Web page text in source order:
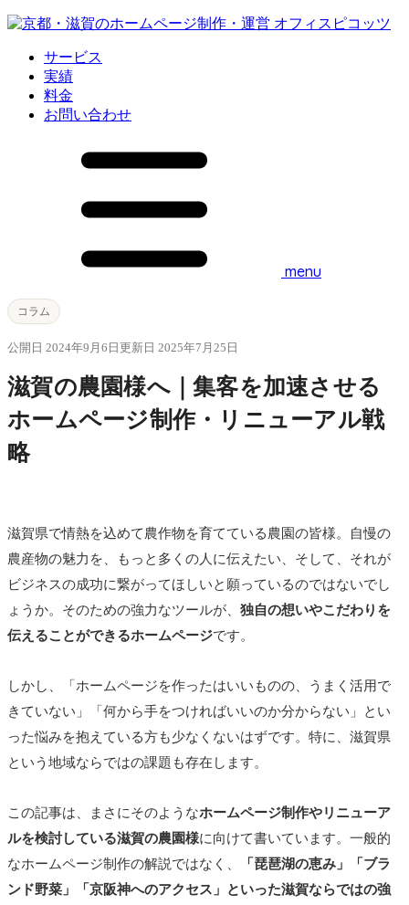
サービス
実績
料金
お問い合わせ
menu
コラム
公開日 2024年9月6日 更新日 2025年7月25日
滋賀の農園様へ｜集客を加速させる
ホームページ制作・リニューアル戦
略
滋賀県で情熱を込めて農作物を育てている農園の皆様。自慢の
農産物の魅力を、もっと多くの人に伝えたい、そして、それが
ビジネスの成功に繋がってほしいと願っているのではないでし
ょうか。そのための強力なツールが、 独自の想いやこだわりを
伝えることができるホームページです。
しかし、「ホームページを作ったはいいものの、うまく活用で
きていない」「何から手をつければいいのか分からない」とい
った悩みを抱えている方も少なくないはずです。特に、滋賀県
という地域ならではの課題も存在します。
この記事は、まさにそのようなホームページ制作やリニューア
ルを検討している滋賀の農園様に向けて書いています。一般的
なホームページ制作の解説ではなく、
「琵琶湖の恵み」「ブラ
ンド野菜」「京阪神へのアクセス」といった滋賀ならではの強